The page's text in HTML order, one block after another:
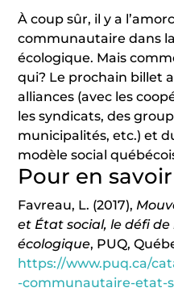
À coup sûr, il y a
communautaire dans
écologique. Mais
qui? Le prochain billet
alliances (avec les
les syndicats, des
municipalités, etc.) et
modèle social
Pour en
Favreau, L. (2017),
et État social, le défi
écologique, PUQ,
https://www.puq.ca/
-communautaire-etat-